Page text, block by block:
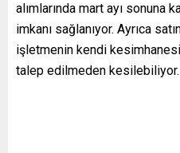
alımlarında mart ayı sonuna
imkanı sağlanıyor. Ayrıca
işletmenin kendi
talep edilmeden kesilebiliyor.